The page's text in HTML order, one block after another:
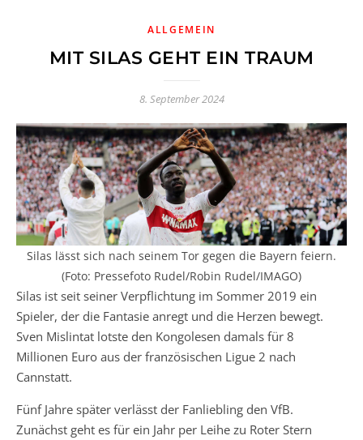
ALLGEMEIN
MIT SILAS GEHT EIN TRAUM
8. September 2024
Silas lässt sich nach seinem Tor gegen die Bayern feiern.
(Foto: Pressefoto Rudel/Robin Rudel/IMAGO)
Silas ist seit seiner Verpflichtung im Sommer 2019 ein
Spieler, der die Fantasie anregt und die Herzen bewegt.
Sven Mislintat lotste den Kongolesen damals für 8
Millionen Euro aus der französischen Ligue 2 nach
Cannstatt.
Fünf Jahre später verlässt der Fanliebling den VfB.
Zunächst geht es für ein Jahr per Leihe zu Roter Stern